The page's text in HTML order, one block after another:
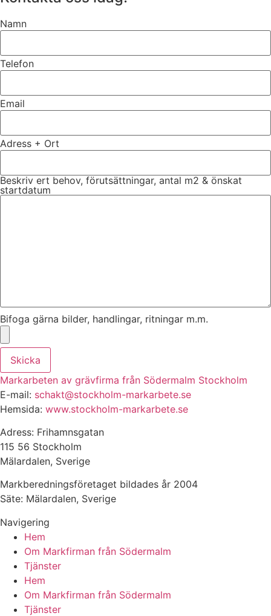
Namn
Telefon
Email
Adress + Ort
Beskriv ert behov, förutsättningar, antal m2 & önskat
startdatum
Bifoga gärna bilder, handlingar, ritningar m.m.
Skicka
Markarbeten av grävfirma från Södermalm Stockholm
E-mail: schakt@stockholm-markarbete.se
Hemsida: www.stockholm-markarbete.se
Adress: Frihamnsgatan
115 56 Stockholm
Mälardalen, Sverige
Markberedningsföretaget bildades år 2004
Säte: Mälardalen, Sverige
Navigering
Hem
Om Markfirman från Södermalm
Tjänster
Hem
Om Markfirman från Södermalm
Tjänster